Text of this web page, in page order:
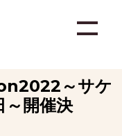
～サケ
～開催決